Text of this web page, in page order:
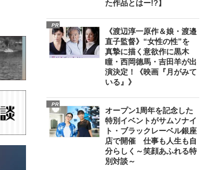
た作品とはー!?】
PR
《渡辺淳一原作＆娘・渡邉
直子監督》“女性の性”を
真摯に描く意欲作に黒木
瞳・西岡德馬・吉田羊が出
演決定！《映画『月がみて
いる』》
PR
オープン1周年を記念した
特別イベントがサムソナイ
ト・ブラックレーベル銀座
店で開催 仕事も人生も自
分らしく～笑顔あふれる特
別対談～